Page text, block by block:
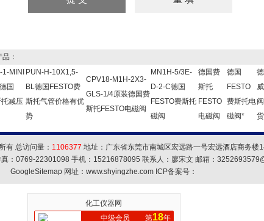
：
MINI
国
托减压
PUN-H-10X1,5-
BL德国FESTO费
斯托气管价格有优
势
CPV18-M1H-2X3-
GLS-1/4原装德国费
斯托FESTO电磁阀
MN1H-5/3E-
D-2-C德国
FESTO费斯托
磁阀
德国费
斯托
FESTO
电磁阀
德国
FESTO
费斯托电
磁阀*
货
有 总访问量： 1106377 地址：广东省东莞市南城区宏远路一号宏远酒店商务楼
：0769-22301098 手机：15216878095 联系人：廖宋文 邮箱：
GoogleSitemap 网址：www.shyingzhe.com ICP备案号：
化工仪器网
中级会员
第18年